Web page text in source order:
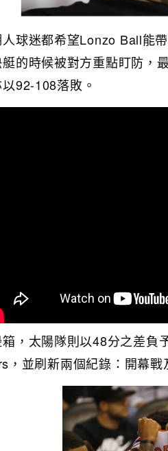
球迷都希望Lonzo Ball能
的時候被對方重點盯防，
92-108落敗。
，太陽隊則以48分之差負
，並刷新兩個紀錄：開幕戰